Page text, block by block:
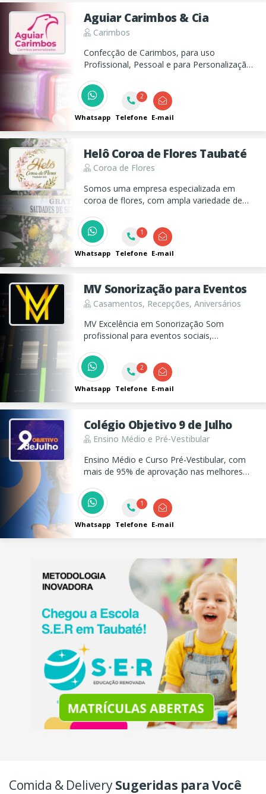
Aguiar Carimbos & Cia
Carimbos
Confecção de Carimbos, para uso
Profissional, Pessoal e para Personalização
Cópias de chaves, abertura de chave
codificada, etc, em Taubaté
Whatsapp
2
Telefone E-mail
Helô Coroa de Flores Taubaté
Coroa de Flores
Somos uma empresa especializada em
coroa de flores, com ampla variedade de
Atendimento 24 horas
Whatsapp
1
Telefone E-mail
MV Sonorização para Eventos
Casamentos, Recepções, Aniversários
MV Excelência em Sonorização Som
profissional para eventos sociais,
confiabilidade e excelência em cada detalhe.
Whatsapp
2
Telefone E-mail
Colégio Objetivo 9 de Julho
Ensino Médio e Pré-Vestibular
Ensino Médio e Curso Pré-Vestibular, com
mais de 95% de aprovação nas melhores
como ponto de partida o ensino forte,
professores de alto nível e o método de
ensino que mais aprova em todo o Brasil.
Whatsapp
1
Telefone E-mail
Comida & DeliverySugeridas para Você